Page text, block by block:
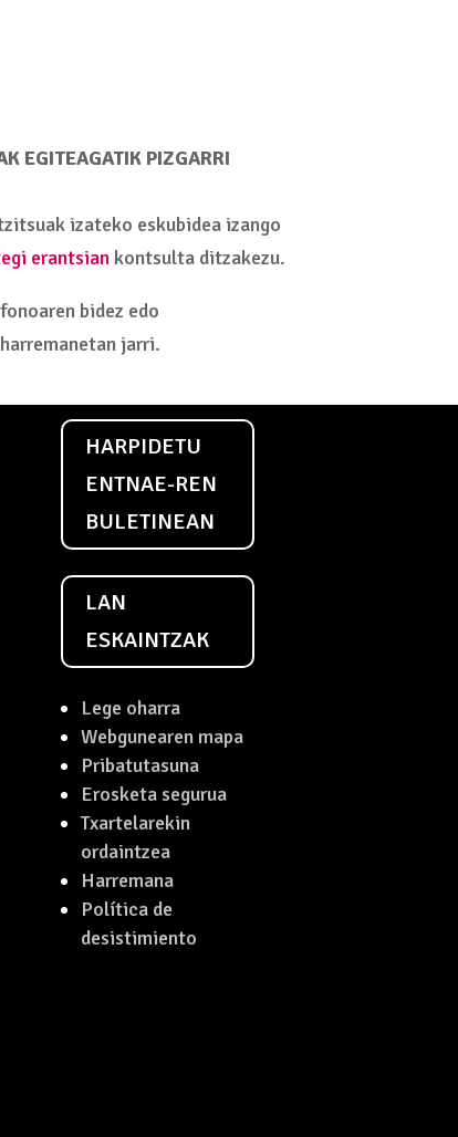
EGITEAGATIK PIZGARRI
izateko eskubidea izango
erantsian kontsulta ditzakezu.
bidez edo
jarri.
HARPIDETU
ENTNAE-REN
BULETINEAN
LAN
ESKAINTZAK
Lege oharra
Webgunearen mapa
Pribatutasuna
Erosketa segurua
Txartelarekin
ordaintzea
Harremana
Política de
desistimiento